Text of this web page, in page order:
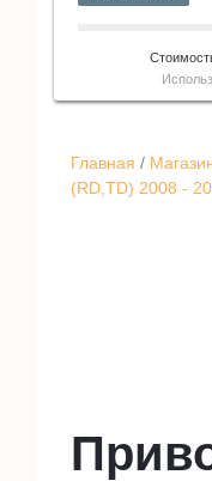
Главная /
(RD,TD) 2008 -